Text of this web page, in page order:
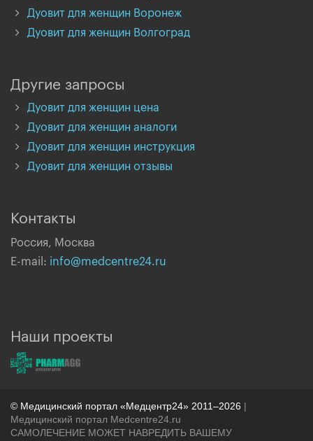
Дуовит для женщин Воронеж
Дуовит для женщин Волгоград
Другие запросы
Дуовит для женщин цена
Дуовит для женщин аналоги
Дуовит для женщин инструкция
Дуовит для женщин отзывы
Контакты
Россия, Москва
E-mail: info@medcentre24.ru
Наши проекты
© Медицинский портал «Медцентр24» 2011–2026 |
Медицинский портал Medcentre24.ru
САМОЛЕЧЕНИЕ МОЖЕТ НАВРЕДИТЬ ВАШЕМУ